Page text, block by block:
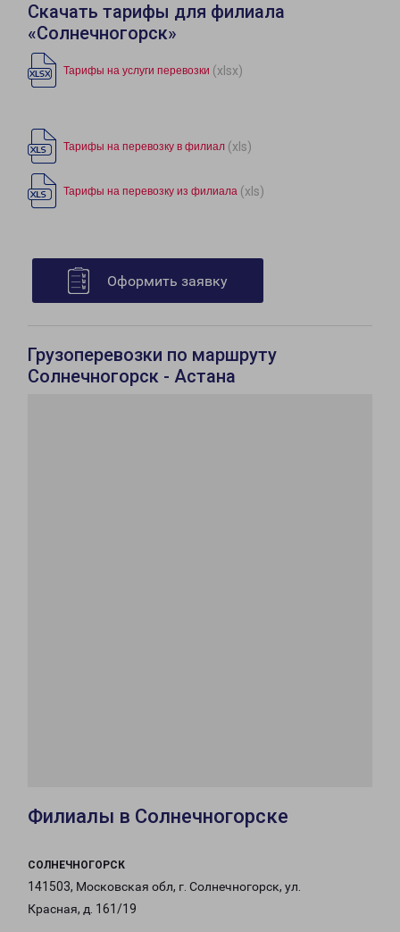
Скачать тарифы для филиала
«Солнечногорск»
Тарифы на услуги перевозки (xlsx)
Тарифы на перевозку в филиал (xls)
Тарифы на перевозку из филиала (xls)
Оформить заявку
Грузоперевозки по маршруту
Солнечногорск - Астана
Филиалы в Солнечногорске
СОЛНЕЧНОГОРСК
141503, Московская обл, г. Солнечногорск, ул.
Красная, д. 161/19